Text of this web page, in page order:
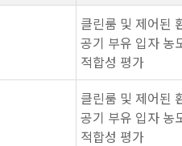
클린룸 및 제어된
공기 부유 입자 농
적합성 평가
클린룸 및 제어된
공기 부유 입자 농
적합성 평가